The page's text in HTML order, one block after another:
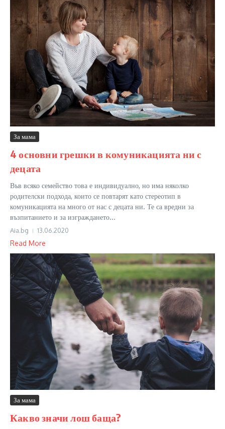
За мама
4 основни грешки в комуникацията ни с
децата
Във всяко семейство това е индивидуално, но има няколко
родителски подхода, които се повтарят като стереотип в
комуникацията на много от нас с децата ни. Те са вредни за
възпитанието и за изграждането...
Aia.bg 13.06.2020
Read More
За мама
Какво значи лош баща?